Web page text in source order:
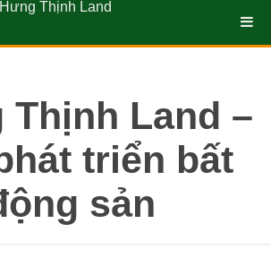
Hưng Thịnh Land